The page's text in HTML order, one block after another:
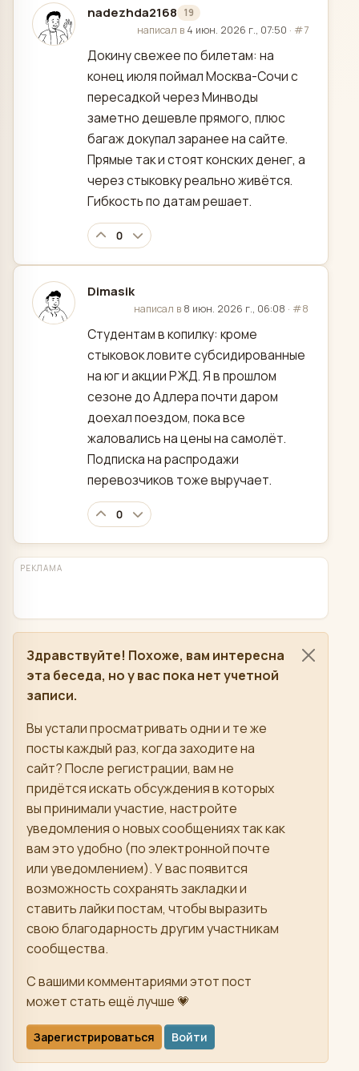
nadezhda2168 19
отредактировано
написал в 4 июн. 2026 г., 07:50 · #7
Докину свежее по билетам: на
конец июля поймал Москва-Сочи с
пересадкой через Минводы
заметно дешевле прямого, плюс
багаж докупал заранее на сайте.
Прямые так и стоят конских денег, а
через стыковку реально живётся.
Гибкость по датам решает.
0
Dimasik
отредактировано
написал в 8 июн. 2026 г., 06:08 · #8
Студентам в копилку: кроме
стыковок ловите субсидированные
на юг и акции РЖД. Я в прошлом
сезоне до Адлера почти даром
доехал поездом, пока все
жаловались на цены на самолёт.
Подписка на распродажи
перевозчиков тоже выручает.
0
РЕКЛАМА
Здравствуйте! Похоже, вам интересна
эта беседа, но у вас пока нет учетной
записи.
Вы устали просматривать одни и те же
посты каждый раз, когда заходите на
сайт? После регистрации, вам не
придётся искать обсуждения в которых
вы принимали участие, настройте
уведомления о новых сообщениях так как
вам это удобно (по электронной почте
или уведомлением). У вас появится
возможность сохранять закладки и
ставить лайки постам, чтобы выразить
свою благодарность другим участникам
сообщества.
С вашими комментариями этот пост
может стать ещё лучше 💗
Зарегистрироваться Войти